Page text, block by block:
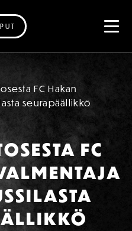
FC Hakan
seurapäällikkö
FC